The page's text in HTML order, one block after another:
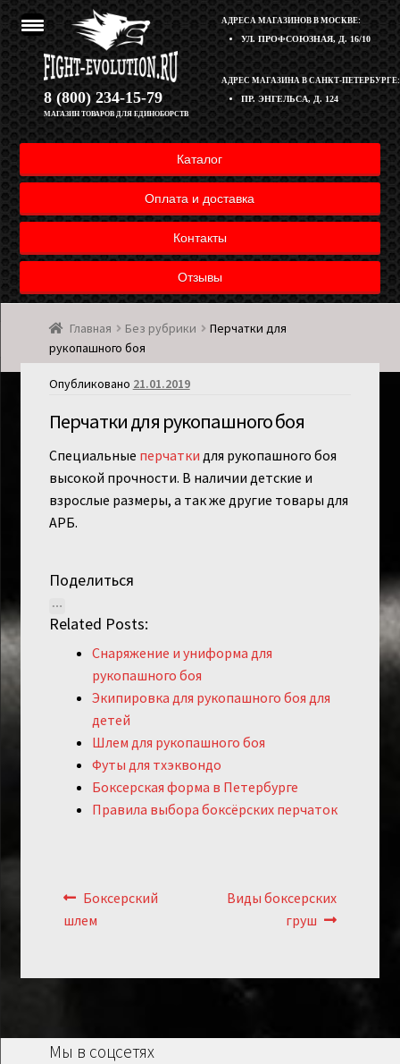
АДРЕСА МАГАЗИНОВ В МОСКВЕ:
УЛ. ПРОФСОЮЗНАЯ, Д. 16/10
АДРЕС МАГАЗИНА В САНКТ-ПЕТЕРБУРГЕ:
ПР. ЭНГЕЛЬСА, Д. 124
8 (800) 234-15-79
МАГАЗИН ТОВАРОВ ДЛЯ ЕДИНОБОРСТВ
Каталог
Оплата и доставка
Контакты
Отзывы
Перейти
к
навигации
Перейти
к
содержимому
Корзина
Полезная информация
Оплата и доставка товара
Мой аккаунт
Главная Без рубрики
Перчатки для
рукопашного боя
Опубликовано 21.01.2019
Перчатки для рукопашного боя
Специальные перчатки для рукопашного боя
высокой прочности. В наличии детские и
взрослые размеры, а так же другие товары для
АРБ.
Поделиться
Related Posts:
Снаряжение и униформа для
рукопашного боя
Экипировка для рукопашного боя для
детей
Шлем для рукопашного боя
Футы для тхэквондо
Боксерская форма в Петербурге
Правила выбора боксёрских перчаток
по
записям
Предыдущий:
Боксерский
шлем
Следующий:
Виды боксерских
груш
Мы в соцсетях